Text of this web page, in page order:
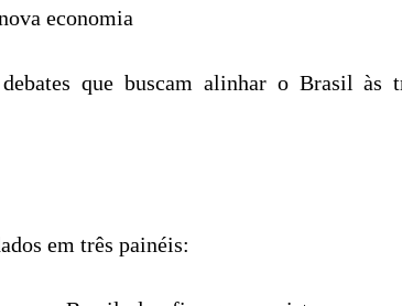
economia
que buscam alinhar o Brasil
em três painéis: